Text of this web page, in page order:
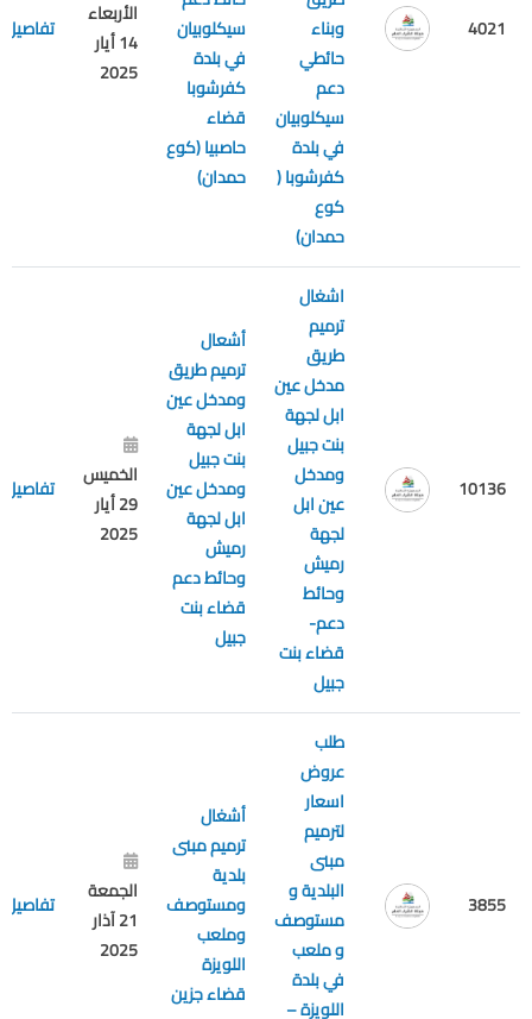
4021
وبناء
حائطي
دعم
سيكلوبيان
في بلدة
كفرشوبا (
كوع
حمدان)
سيكلوبيان
في بلدة
كفرشوبا
قضاء
حاصبيا (كوع
حمدان)
الأربعاء
14 أيار
2025
تفاصيل
10136
اشغال
ترميم
طريق
مدخل عين
ابل لجهة
بنت جبيل
ومدخل
عين ابل
لجهة
رميش
وحائط
دعم-
قضاء بنت
جبيل
أشعال
ترميم طريق
ومدخل عين
ابل لجهة
بنت جبيل
ومدخل عين
ابل لجهة
رميش
وحائط دعم
قضاء بنت
جبيل
الخميس
29 أيار
2025
تفاصيل
3855
طلب
عروض
اسعار
لترميم
مبنى
البلدية و
مستوصف
و ملعب
في بلدة
اللويزة –
أشغال
ترميم مبنى
بلدية
ومستوصف
وملعب
اللويزة
قضاء جزين
الجمعة
21 آذار
2025
تفاصيل